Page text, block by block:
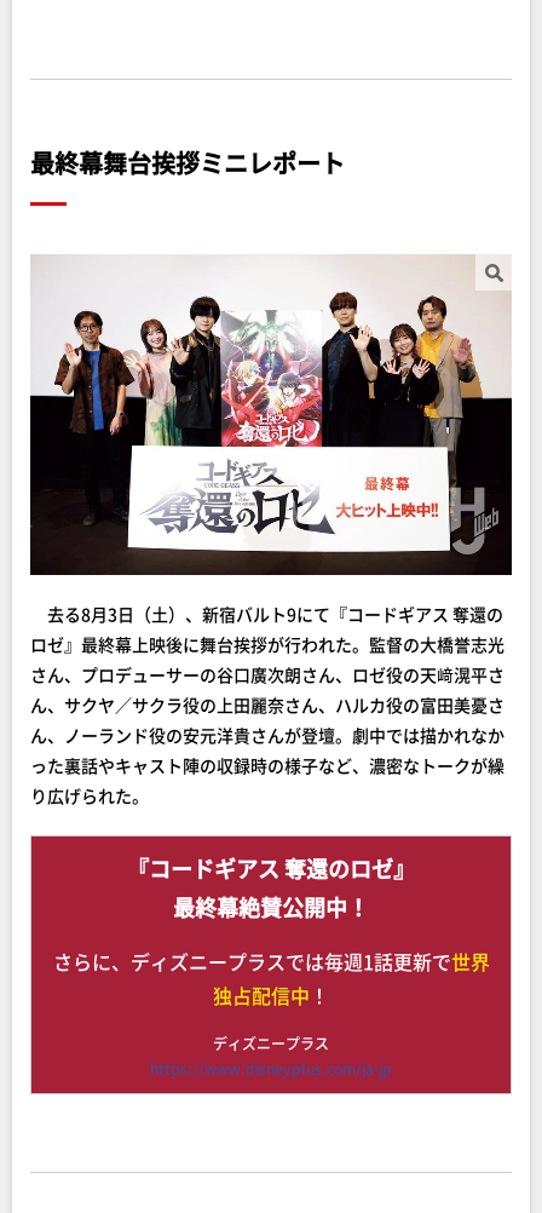
最終幕舞台挨拶ミニレポート
去る8月3日（土）、新宿バルト9にて『コードギアス 奪還の
ロゼ』最終幕上映後に舞台挨拶が行われた。監督の大橋誉志光
さん、プロデューサーの谷口廣次朗さん、ロゼ役の天﨑滉平さ
ん、サクヤ／サクラ役の上田麗奈さん、ハルカ役の富田美憂さ
ん、ノーランド役の安元洋貴さんが登壇。劇中では描かれなか
った裏話やキャスト陣の収録時の様子など、濃密なトークが繰
り広げられた。
『コードギアス 奪還のロゼ』
最終幕絶賛公開中！
さらに、ディズニープラスでは毎週1話更新で世界
独占配信中 ！
ディズニープラス
https://www.disneyplus.com/ja-jp